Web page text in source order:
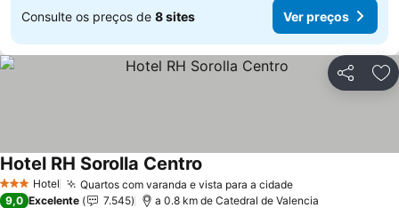
Consulte os preços de 8 sites Ver preços
Partilhar
3 EstrelasHotel Quartos com varanda e vista para a cidade
Hotel RH Sorolla Centro
9,0 Excelente 7.545 a 0.8 km de Catedral de Valencia